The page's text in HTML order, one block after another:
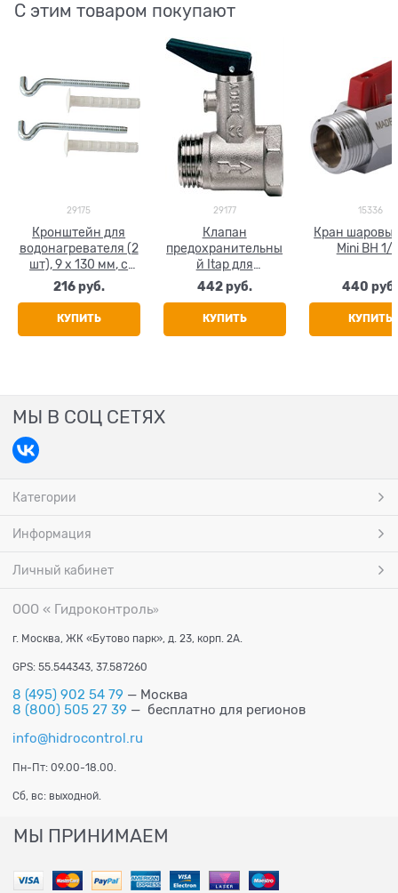
С этим товаром покупают
29175
Кронштейн для
водонагревателя (2
шт), 9 х 130 мм, с
дюбелями
216 руб.
КУПИТЬ
29177
Клапан
предохранительны
й Itap для
водонагревателя, с
обратным клапаном
и ручным спуском,
442 руб.
КУПИТЬ
15336
Кран
Mini ВН 1/
440 руб.
КУПИТЬ
МЫ В СОЦ СЕТЯХ
Категории
Информация
Личный кабинет
ООО « Гидроконтроль»
г. Москва, ЖК «Бутово парк», д. 23, корп. 2А.
GPS: 55.544343, 37.587260
8 (495) 902 54 79 — Москва
8 (800) 505 27 39 — бесплатно для регионов
info@hidrocontrol.ru
Пн-Пт: 09.00-18.00.
Сб, вс: выходной.
МЫ ПРИНИМАЕМ